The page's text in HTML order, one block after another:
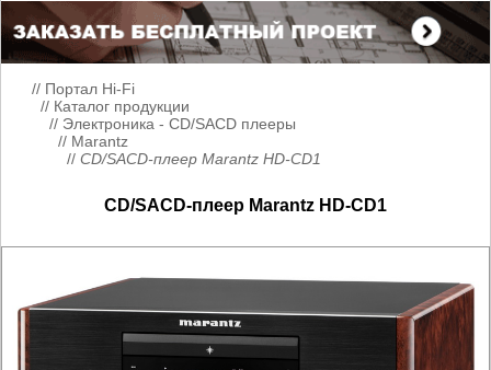
// Портал Hi-Fi
// Каталог продукции
// Электроника - CD/SACD плееры
// Marantz
// CD/SACD-плеер Marantz HD-CD1
CD/SACD-плеер Marantz HD-CD1